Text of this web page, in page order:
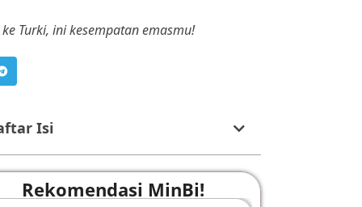
Turki, ini kesempatan emasmu!
Isi
Rekomendasi MinBi!